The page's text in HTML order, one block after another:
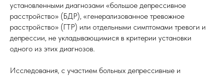
установленными диагнозами «большое депрессивное
расстройство» (БДР), «генерализованное тревожное
расстройство» (ГТР) или отдельными симптомами тревоги и
депрессии, не укладывающимися в критерии установки
одного из этих диагнозов.
Исследования, с участием больных депрессивные и